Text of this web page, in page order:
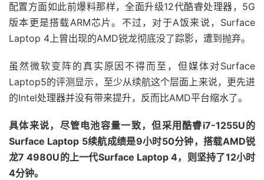
配置方面如此前爆料那样，全面升级12代酷睿处理器，5G
版本更是搭载ARM芯片。不过，对于A饭来说，Surface
Laptop 4上曾出现的AMD锐龙彻底没了踪影，遭到抛弃。
虽然微软变阵的真实原因不得而至，但媒体对Surface
Laptop5的评测显示，至少从续航这个层面上来说，更先进
的Intel处理器并没有带来提升，反而比AMD平台缩水了。
具体来说，尽管电池容量一致，但采用酷睿i7-1255U的
Surface Laptop 5续航成绩是9小时50分钟，搭载AMD锐
龙7 4980U的上一代Surface Laptop 4，则坚持了12小时
4分钟。